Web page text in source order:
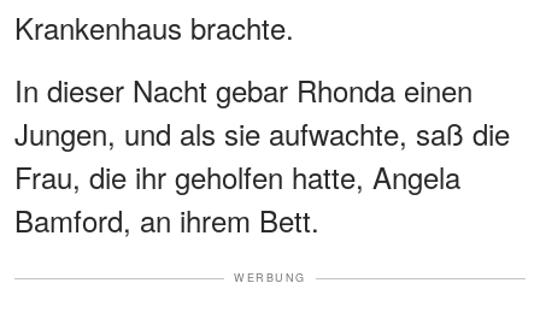
Krankenhaus brachte.
In dieser Nacht gebar Rhonda einen
Jungen, und als sie aufwachte, saß die
Frau, die ihr geholfen hatte, Angela
Bamford, an ihrem Bett.
WERBUNG